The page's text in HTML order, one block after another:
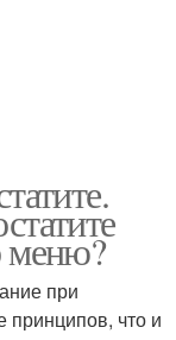
меню?
при
принципов, что и